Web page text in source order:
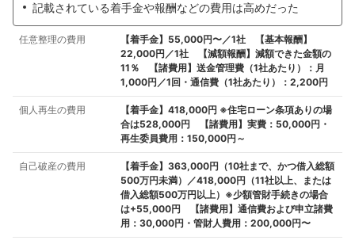
記載されている着手金や報酬などの費用は高めだった
任意整理の費用
【着手金】55,000円〜／1社 【基本報酬】
22,000円／1社 【減額報酬】減額できた金額の
11％ 【諸費用】送金管理費（1社あたり）：月
1,000円／1回・通信費（1社あたり）：2,200円
個人再生の費用
【着手金】418,000円 ※住宅ローン条項ありの場
合は528,000円 【諸費用】実費：50,000円・
再生委員費用：150,000円～
自己破産の費用
【着手金】363,000円（10社まで、かつ借入総額
500万円未満）／418,000円（11社以上、または
借入総額500万円以上）※少額管財手続きの場合
は+55,000円 【諸費用】通信費および申立諸費
用：30,000円・管財人費用：200,000円〜